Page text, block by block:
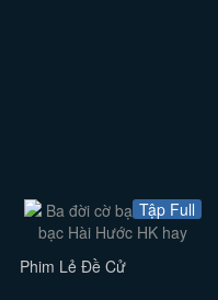
Tập Full
Phim Lẻ Đề Cử